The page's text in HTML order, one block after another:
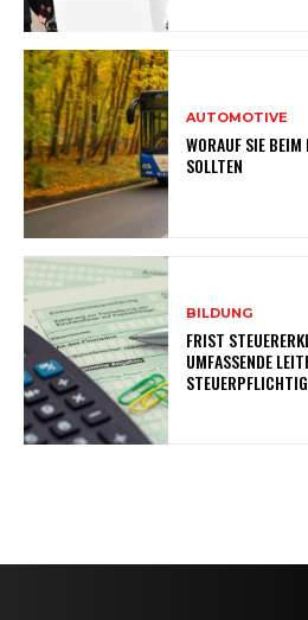
AUTOMOTIVE
WORAUF SIE
SOLLTEN
BILDUNG
FRIST
UMFASSENDE